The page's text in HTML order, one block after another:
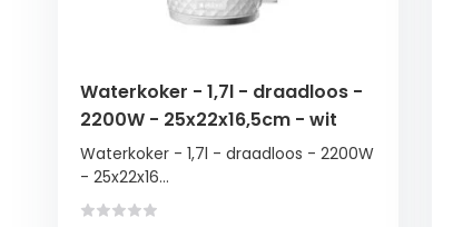
Waterkoker - 1,7l - draadloos -
2200W - 25x22x16,5cm - wit
Waterkoker - 1,7l - draadloos - 2200W
- 25x22x16...